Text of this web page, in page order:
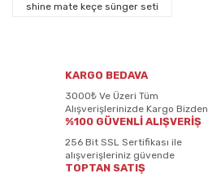
shine mate keçe sünger seti
KARGO BEDAVA
3000₺ Ve Üzeri Tüm
Alışverişlerinizde Kargo Bizden
%100 GÜVENLİ ALIŞVERİŞ
256 Bit SSL Sertifikası ile
alışverişleriniz güvende
TOPTAN SATIŞ